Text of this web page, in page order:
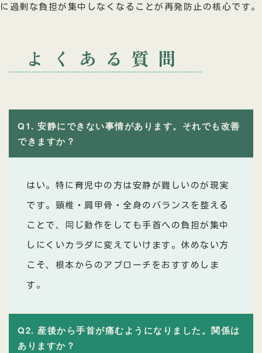
に過剰な負担が集中しなくなることが再発防止の核心です。
よくある質問
Q1. 安静にできない事情があります。それでも改善
できますか？
はい。特に育児中の方は安静が難しいのが現実
です。頸椎・肩甲骨・全身のバランスを整える
ことで、同じ動作をしても手首への負担が集中
しにくいカラダに変えていけます。休めない方
こそ、根本からのアプローチをおすすめしま
す。
Q2. 産後から手首が痛むようになりました。関係は
ありますか？